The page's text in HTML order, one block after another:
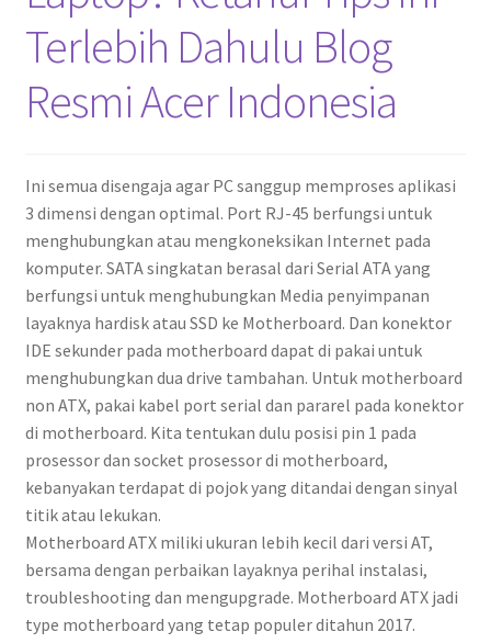
Terlebih Dahulu Blog
Resmi Acer Indonesia
Ini semua disengaja agar PC sanggup memproses aplikasi
3 dimensi dengan optimal. Port RJ-45 berfungsi untuk
menghubungkan atau mengkoneksikan Internet pada
komputer. SATA singkatan berasal dari Serial ATA yang
berfungsi untuk menghubungkan Media penyimpanan
layaknya hardisk atau SSD ke Motherboard. Dan konektor
IDE sekunder pada motherboard dapat di pakai untuk
menghubungkan dua drive tambahan. Untuk motherboard
non ATX, pakai kabel port serial dan pararel pada konektor
di motherboard. Kita tentukan dulu posisi pin 1 pada
prosessor dan socket prosessor di motherboard,
kebanyakan terdapat di pojok yang ditandai dengan sinyal
titik atau lekukan.
Motherboard ATX miliki ukuran lebih kecil dari versi AT,
bersama dengan perbaikan layaknya perihal instalasi,
troubleshooting dan mengupgrade. Motherboard ATX jadi
type motherboard yang tetap populer ditahun 2017.